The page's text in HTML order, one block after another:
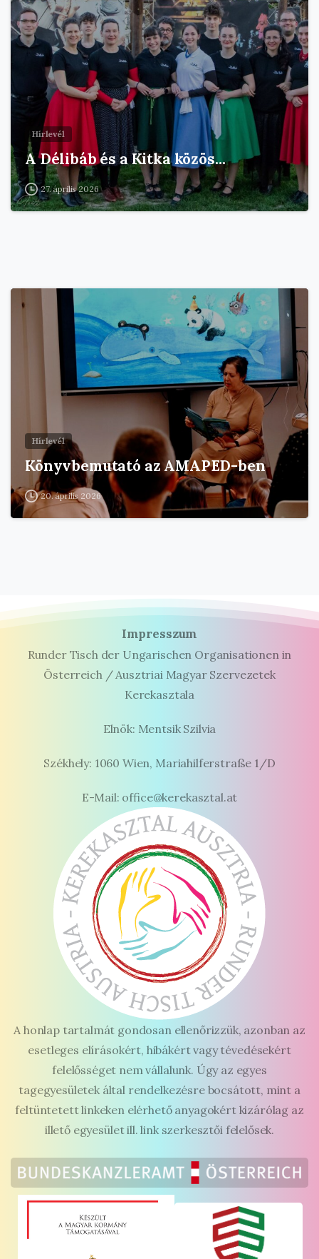
Hírlevél
A Délibáb és a Kitka közös…
27. április 2026
Hírlevél
Könyvbemutató az AMAPED-ben
20. április 2026
Impresszum
Runder Tisch der Ungarischen Organisationen in
Österreich / Ausztriai Magyar Szervezetek
Kerekasztala
Elnök: Mentsik Szilvia
Székhely: 1060 Wien, Mariahilferstraße 1/D
E-Mail: office@kerekasztal.at
A honlap tartalmát gondosan ellenőrizzük, azonban az
esetleges elírásokért, hibákért vagy tévedésekért
felelősséget nem vállalunk. Úgy az egyes
tagegyesületek által rendelkezésre bocsátott, mint a
feltüntetett linkeken elérhető anyagokért kizárólag az
illető egyesület ill. link szerkesztői felelősek.